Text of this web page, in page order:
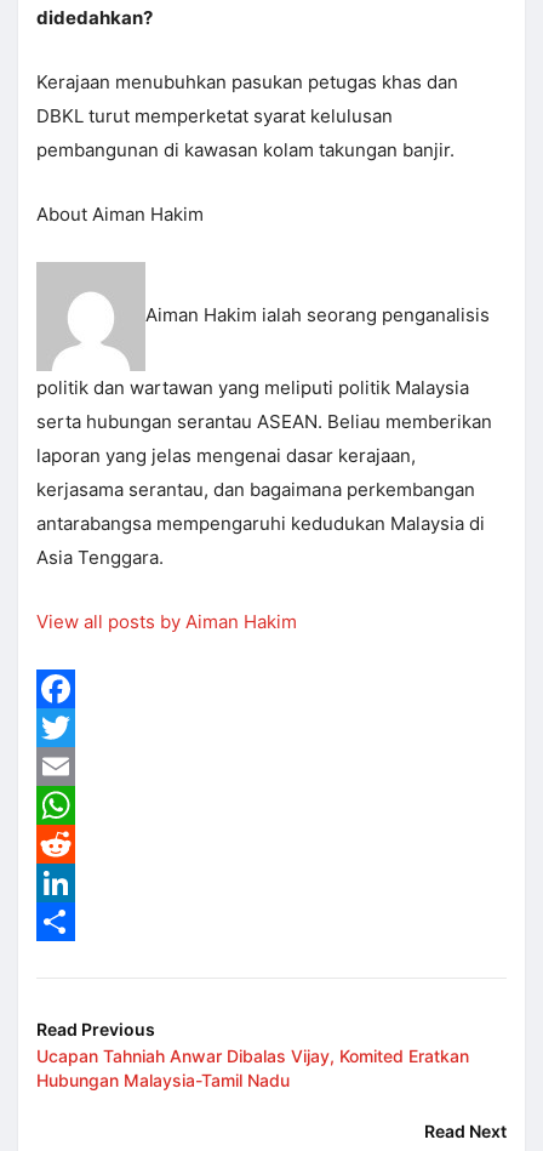
didedahkan?
Kerajaan menubuhkan pasukan petugas khas dan
DBKL turut memperketat syarat kelulusan
pembangunan di kawasan kolam takungan banjir.
About Aiman Hakim
Aiman Hakim ialah seorang penganalisis
politik dan wartawan yang meliputi politik Malaysia
serta hubungan serantau ASEAN. Beliau memberikan
laporan yang jelas mengenai dasar kerajaan,
kerjasama serantau, dan bagaimana perkembangan
antarabangsa mempengaruhi kedudukan Malaysia di
Asia Tenggara.
View all posts by Aiman Hakim
Facebook
Twitter
Email
WhatsApp
Reddit
LinkedIn
Read Previous
Ucapan Tahniah Anwar Dibalas Vijay, Komited Eratkan
Hubungan Malaysia-Tamil Nadu
Read Next